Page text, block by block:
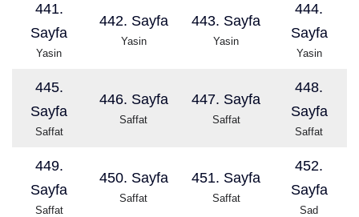
441.
Sayfa
Yasin
442. Sayfa
Yasin
443. Sayfa
Yasin
444.
Sayfa
Yasin
445.
Sayfa
Saffat
446. Sayfa
Saffat
447. Sayfa
Saffat
448.
Sayfa
Saffat
449.
Sayfa
Saffat
450. Sayfa
Saffat
451. Sayfa
Saffat
452.
Sayfa
Sad